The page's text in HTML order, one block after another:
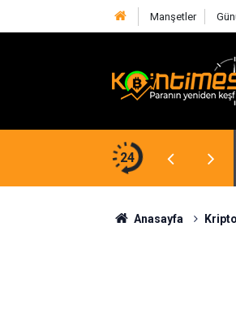
Manşetler
24
Gecikme: Clarity Act Tatil Öncesi
Anasayfa